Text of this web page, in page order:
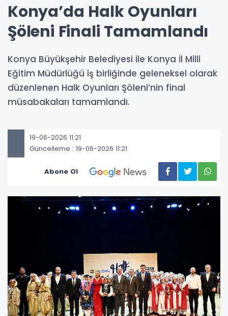
Konya’da Halk Oyunları
Şöleni Finali Tamamlandı
Konya Büyükşehir Belediyesi ile Konya İl Milli
Eğitim Müdürlüğü iş birliğinde geleneksel olarak
düzenlenen Halk Oyunları Şöleni’nin final
müsabakaları tamamlandı.
19-06-2026 11:21
Güncelleme : 19-06-2026 11:21
Abone Ol